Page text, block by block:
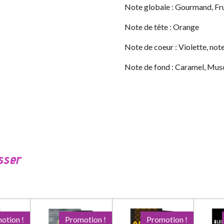
Note globale : Gourmand,
Note de tête : Orange
Note de coeur : Violette,
Note de fond : Caramel,
! Promotion ! Promotion !